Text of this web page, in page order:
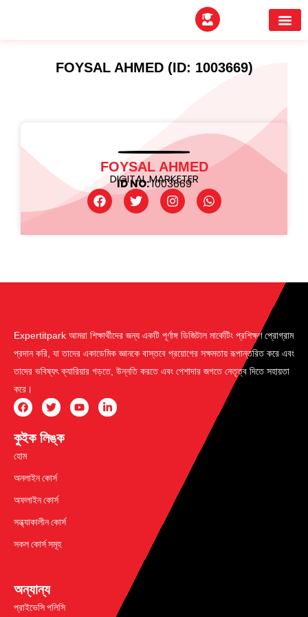
FOYSAL AHMED (ID: 1003669)
FOYSAL AHMED
DIGITAL MARKETER
ID NO:1003669
Expertitpark আমরা শিক্ষার্থীদের জন্য একটি পূর্ণাঙ্গ ডিজিটাল মার্কেটিং প্রশিক্ষণ প্রোগ্রাম
প্রদান করি, যা তাদের একাডেমিক জ্ঞানকে বাস্তবে প্রয়োগের সক্ষমতায় রূপান্তরিত করে এবং
তাদের ভবিষ্যৎ ক্যারিয়ার গড়তে, উন্নতি করতে এবং পেশাদার জগতে নেতৃত্ব দিতে সহায়তা
করে।
কুইক লিঙ্ক
হোম
অনলাইন কোর্স
অফলাইন কোর্স
সন্ধ্যাকালীন কোর্স
সকল কোর্স সমূহ
অন্যান্য
প্রাইভেসি পলিসি